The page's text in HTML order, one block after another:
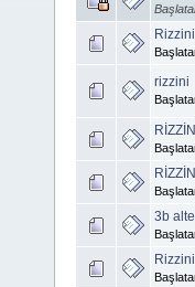
rizzini
3b